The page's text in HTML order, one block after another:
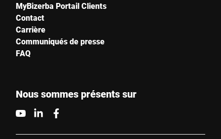
MyBizerba Portail Clients
Contact
Carrière
Communiqués de presse
FAQ
Nous sommes présents sur